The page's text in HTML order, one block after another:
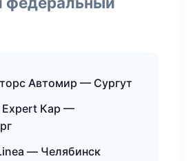
Автомир — Сургут
Expert Кар —
— Челябинск